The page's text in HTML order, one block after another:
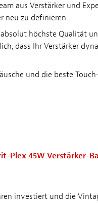
aus Verstärker und
neu zu definieren.
höchste Qualität
dass Ihr Verstärker
und die beste
Plex 45W Verstärker-
investiert und die